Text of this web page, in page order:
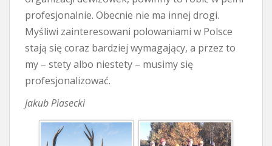
profesjonalnie. Obecnie nie ma innej drogi.
Myśliwi zainteresowani polowaniami w Polsce
stają się coraz bardziej wymagający, a przez to
my – stety albo niestety – musimy się
profesjonalizować.
Jakub Piasecki